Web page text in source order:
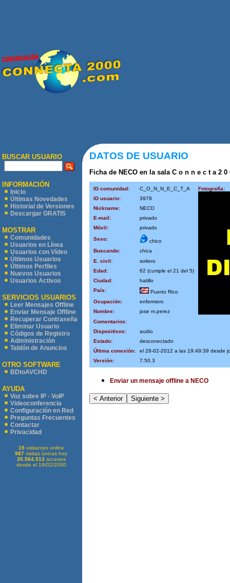
BUSCAR USUARIO
INFORMACIÓN
Inicio
Últimas Novedades
Historial de Versiones
Descargar GRATIS
MOSTRAR
Comunidades
Usuarios en Línea
Usuarios con Vídeo
Últimos Usuarios
Últimos Perfiles
Nuevos Usuarios
Usuarios Activos
SERVICIOS USUARIOS
Leer Mensajes Offline
Enviar Mensaje Offline
Recuperar Contraseña
Eliminar Usuario
Códigos de Registro
Administración
Tablón de Anuncios
OTRO SOFTWARE
BDtoAVCHD
AYUDA
Voz sobre IP - VoIP
Videoconferencia
Configuración en Red
Preguntas Frecuentes
Contactar
Privacidad
15visitantes online
987 visitas únicas hoy
35.564.513 accesos
desde el 19/02/2000
DATOS DE USUARIO
Ficha de NECO en la sala C o n n e c t a 2 0
ID comunidad: C_O_N_N_E_C_T_A
Fotografía:
ID usuario:
3979
Nickname:
NECO
E-mail:
privado
Móvil:
privado
Sexo:
chico
Buscando:
chica
E. civil:
soltero
Edad:
62 (cumple el 21 del 5)
Ciudad:
hatillo
País:
Puerto Rico
Ocupación:
enfermero
Nombre:
jose m.perez
Comentarios:
Dispositivos:
audio
Estado:
desconectado
Última conexión:
el 28-02-2012 a las 19:49:39 desde
Versión:
7.50.3
Enviar un mensaje offline a NECO